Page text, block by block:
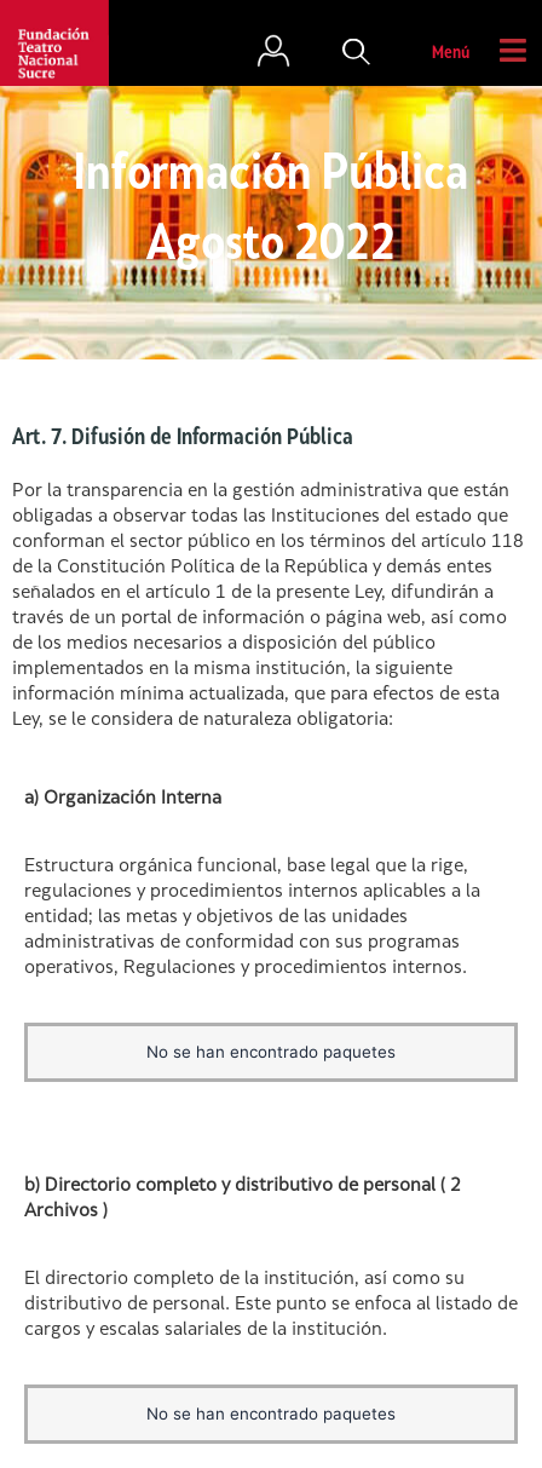
Menú
Información Pública
Agosto 2022
Art. 7. Difusión de Información Pública
Por la transparencia en la gestión administrativa que están
obligadas a observar todas las Instituciones del estado que
conforman el sector público en los términos del artículo 118
de la Constitución Política de la República y demás entes
señalados en el artículo 1 de la presente Ley, difundirán a
través de un portal de información o página web, así como
de los medios necesarios a disposición del público
implementados en la misma institución, la siguiente
información mínima actualizada, que para efectos de esta
Ley, se le considera de naturaleza obligatoria:
a) Organización Interna
Estructura orgánica funcional, base legal que la rige,
regulaciones y procedimientos internos aplicables a la
entidad; las metas y objetivos de las unidades
administrativas de conformidad con sus programas
operativos, Regulaciones y procedimientos internos.
No se han encontrado paquetes
b) Directorio completo y distributivo de personal ( 2
Archivos )
El directorio completo de la institución, así como su
distributivo de personal. Este punto se enfoca al listado de
cargos y escalas salariales de la institución.
No se han encontrado paquetes